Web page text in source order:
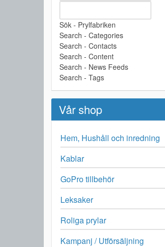
Sök - Prylfabriken
Search - Categories
Search - Contacts
Search - Content
Search - News Feeds
Search - Tags
Vår shop
Hem, Hushåll och inredning
Kablar
GoPro tillbehör
Leksaker
Roliga prylar
Kampanj / Utförsäljning